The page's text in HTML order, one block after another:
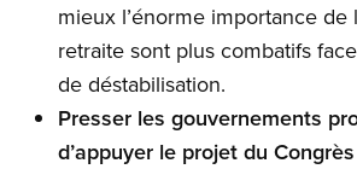
mieux l’énorme importance
retraite sont plus combatifs
de déstabilisation.
Presser les gouvernements
d’appuyer le projet du